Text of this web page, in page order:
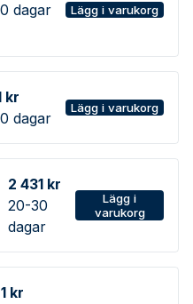
dagar
Lägg i varukorg
kr
dagar
Lägg i varukorg
2 431 kr
20-30
dagar
Lägg i
varukorg
kr